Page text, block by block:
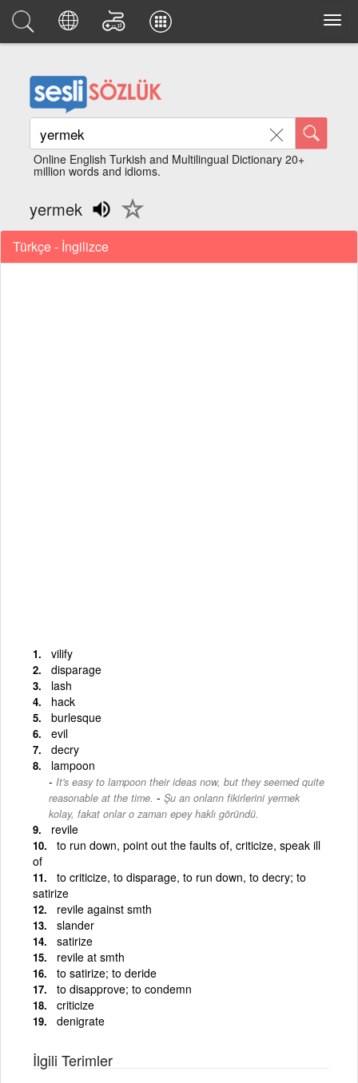
Online English Turkish and Multilingual Dictionary 20+
million words and idioms.
yermek
Türkçe - İngilizce
vilify
disparage
lash
hack
burlesque
evil
decry
lampoon
It's easy to lampoon their ideas now, but they seemed quite
reasonable at the time. - Şu an onların fikirlerini yermek
kolay, fakat onlar o zaman epey haklı göründü.
revile
to run down, point out the faults of, criticize, speak ill
of
to criticize, to disparage, to run down, to decry; to
satirize
revile against smth
slander
satirize
revile at smth
to satirize; to deride
to disapprove; to condemn
criticize
denigrate
İlgili Terimler